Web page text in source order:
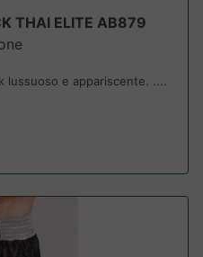
THAI ELITE AB879
lussuoso e appariscente. ....